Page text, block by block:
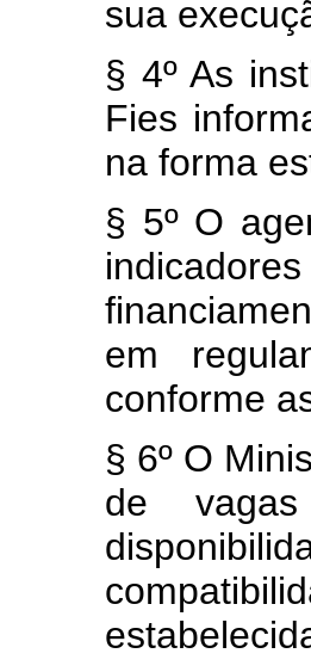
sua
§ 4º As
Fies
na forma
§ 5º O
em
conforme
§ 6º O
de